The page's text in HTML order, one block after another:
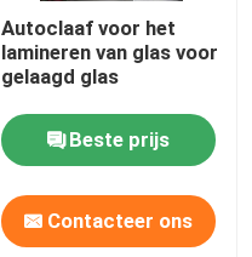
Autoclaaf voor het
lamineren van glas voor
gelaagd glas
Beste prijs
Contacteer ons